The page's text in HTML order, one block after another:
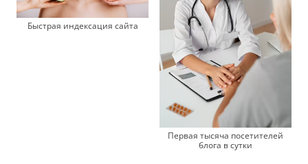
Быстрая индексация сайта
Первая тысяча посетителей
блога в сутки